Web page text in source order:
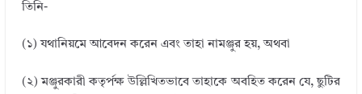
তিনি-
(১) যথানিয়মে আবেদন করেন এবং তাহা নামঞ্জুর হয়, অথবা
(২) মঞ্জুরকারী কতৃর্পক্ষ উল্লিখিতভাবে তাহাকে অবহিত করেন যে, ছুটির